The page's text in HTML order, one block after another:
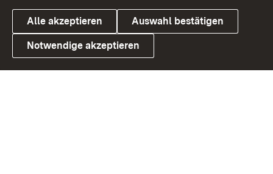
Link zum Landesportal
Alle akzeptieren Auswahl bestätigen
Notwendige akzeptieren